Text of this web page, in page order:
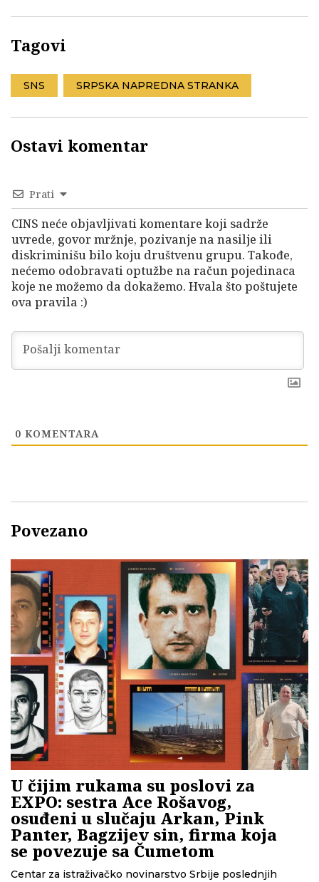
Tagovi
SNS SRPSKA NAPREDNA STRANKA
Ostavi komentar
Prati
CINS neće objavljivati komentare koji sadrže
uvrede, govor mržnje, pozivanje na nasilje ili
diskriminišu bilo koju društvenu grupu. Takođe,
nećemo odobravati optužbe na račun pojedinaca
koje ne možemo da dokažemo. Hvala što poštujete
ova pravila :)
0 KOMENTARA
Povezano
U čijim rukama su poslovi za
EXPO: sestra Ace Rošavog,
osuđeni u slučaju Arkan, Pink
Panter, Bagzijev sin, firma koja
se povezuje sa Čumetom
Centar za istraživačko novinarstvo Srbije poslednjih